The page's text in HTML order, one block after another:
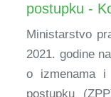
postupku -
Ministarstvo
2021. godine
o izmenama i
postupku